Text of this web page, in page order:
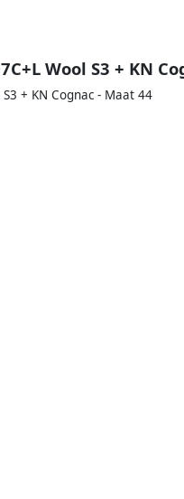
Wool S3 + KN
+ KN Cognac - Maat 44